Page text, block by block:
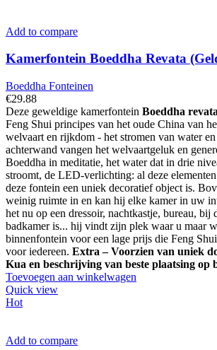
Add to compare
Kamerfontein Boeddha Revata
Boeddha Fonteinen
€29.88
Deze geweldige kamerfontein Boeddha revata
Feng Shui principes van het oude China van
welvaart en rijkdom - het stromen van water
achterwand vangen het welvaartgeluk en
Boeddha in meditatie, het water dat in drie
stroomt, de LED-verlichting: al deze
deze fontein een uniek decoratief object is.
weinig ruimte in en kan hij elke kamer in uw
het nu op een dressoir, nachtkastje, bureau, bij
badkamer is... hij vindt zijn plek waar u maar
binnenfontein voor een lage prijs die Feng
voor iedereen. Extra – Voorzien van uniek
Kua en beschrijving van beste plaatsing op
Toevoegen aan winkelwagen
Quick view
Hot
Add to compare